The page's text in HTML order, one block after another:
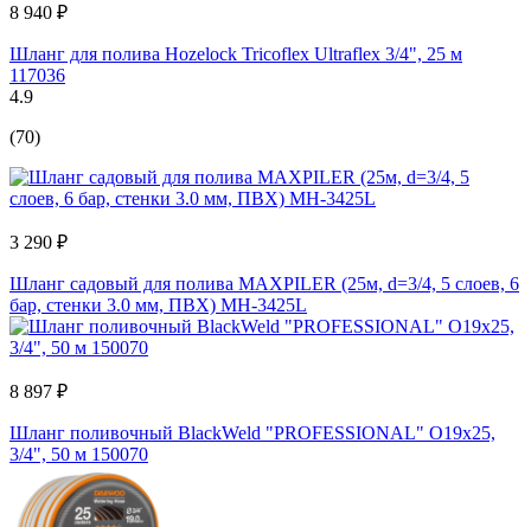
8 940 ₽
Шланг для полива Hozelock Tricoflex Ultraflex 3/4", 25 м
117036
4.9
(70)
3 290 ₽
Шланг садовый для полива MAXPILER (25м, d=3/4, 5 слоев, 6
бар, стенки 3.0 мм, ПВХ) MH-3425L
8 897 ₽
Шланг поливочный BlackWeld "PROFESSIONAL" O19x25,
3/4", 50 м 150070